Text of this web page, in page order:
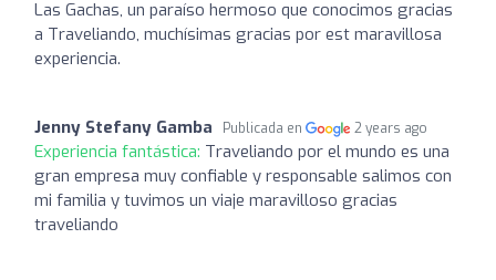
Las Gachas, un paraíso hermoso que conocimos gracias
a Traveliando, muchísimas gracias por est maravillosa
experiencia.
Jenny Stefany Gamba Publicada en 2 years ago
Experiencia fantástica: Traveliando por el mundo es una
gran empresa muy confiable y responsable salimos con
mi familia y tuvimos un viaje maravilloso gracias
traveliando